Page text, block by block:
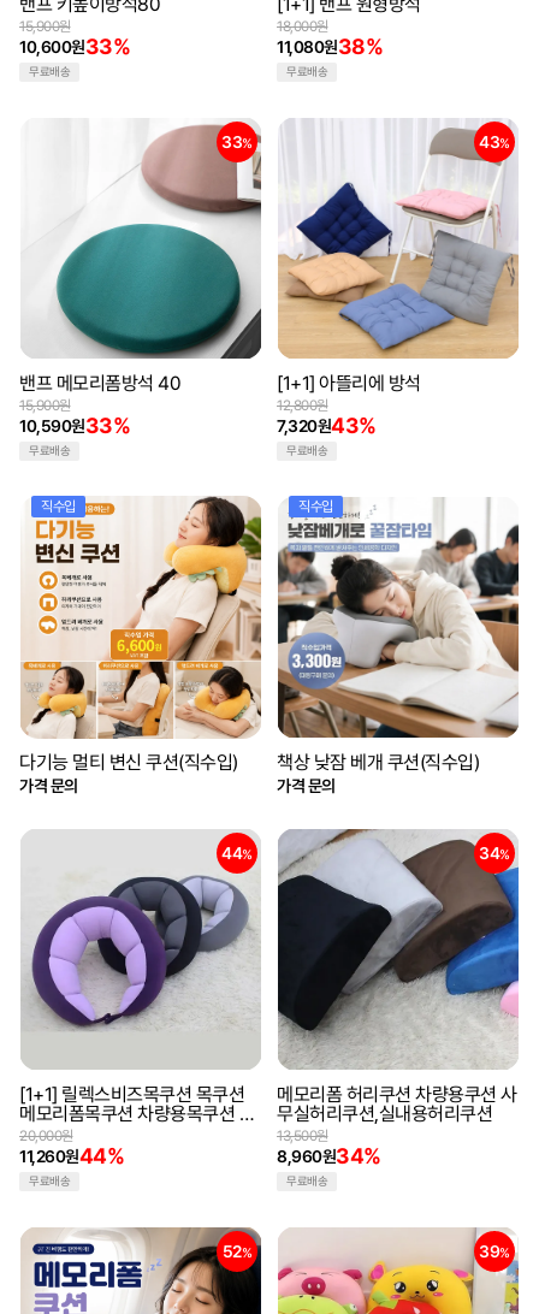
10,600원33%
15,900원
무료배송
11,080원38%
18,000원
무료배송
33%
밴프 메모리폼방석 40
10,590원33%
15,900원
무료배송
43%
[1+1] 아뜰리에 방석
7,320원43%
12,800원
무료배송
직수입
다기능 멀티 변신 쿠션(직수입)
가격 문의
직수입
책상 낮잠 베개 쿠션(직수입)
가격 문의
44%
[1+1] 릴렉스비즈목쿠션 목쿠션
메모리폼목쿠션 차량용목쿠션 낮
잠쿠션 목베개 여행용목쿠션
11,260원44%
20,000원
무료배송
34%
메모리폼 허리쿠션 차량용쿠션 사
무실허리쿠션,실내용허리쿠션
8,960원34%
13,500원
무료배송
52% 39%